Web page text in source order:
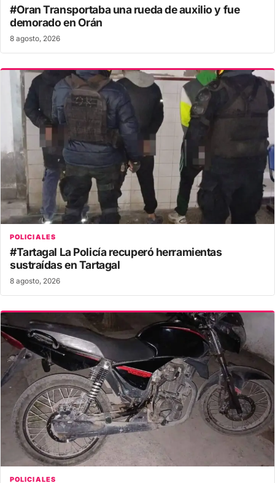
#Oran Transportaba una rueda de auxilio y fue
demorado en Orán
8 agosto, 2026
POLICIALES
#Tartagal La Policía recuperó herramientas
sustraídas en Tartagal
8 agosto, 2026
POLICIALES